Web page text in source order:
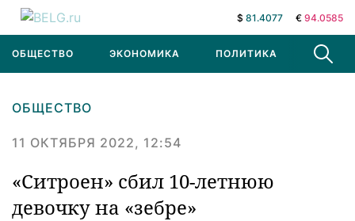
$ 81.4077 € 94.0585
ОБЩЕСТВО ЭКОНОМИКА ПОЛИТИКА В МИРЕ
ОБЩЕСТВО
11 ОКТЯБРЯ 2022, 12:54
«Ситроен» сбил 10-летнюю
девочку на «зебре»